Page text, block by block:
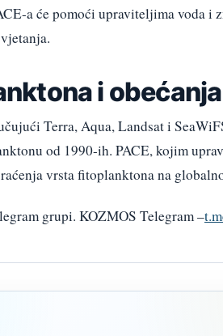
a će pomoći upraviteljima voda i
i obećanja
Terra, Aqua, Landsat i
od 1990-ih. PACE, kojim
vrsta fitoplanktona na
grupi. KOZMOS Telegram –